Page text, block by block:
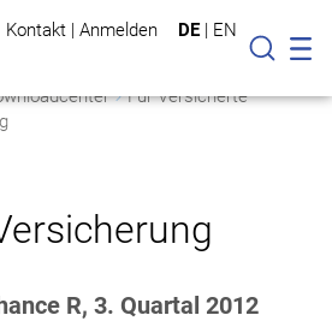
Kontakt | Anmelden DE | EN
Suche
Für Versicherte
R, 3. Quartal 2012